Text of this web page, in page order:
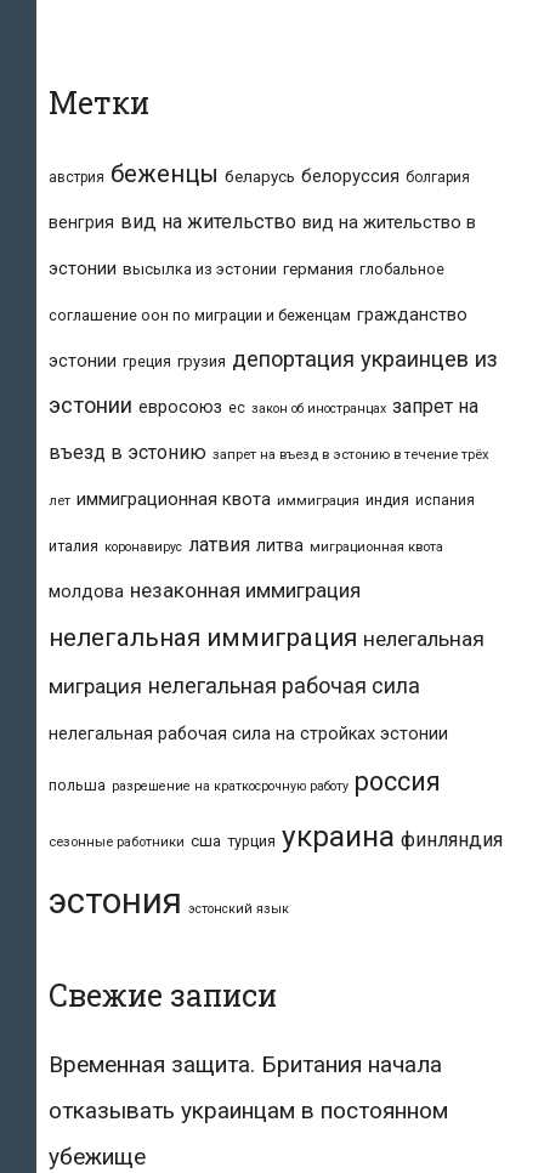
Метки
австрия беженцы беларусь белоруссия болгария
венгрия вид на жительство вид на жительство в
эстонии высылка из эстонии германия глобальное
соглашение оон по миграции и беженцам гражданство
эстонии греция грузия депортация украинцев из
эстонии евросоюз ес закон об иностранцах запрет на
въезд в эстонию запрет на въезд в эстонию в течение трёх
лет иммиграционная квота иммиграция индия испания
италия коронавирус латвия литва миграционная квота
молдова незаконная иммиграция
нелегальная иммиграция нелегальная
миграция нелегальная рабочая сила
нелегальная рабочая сила на стройках эстонии
польша разрешение на краткосрочную работу россия
сезонные работники сша турция украина финляндия
эстония эстонский язык
Свежие записи
Временная защита. Британия начала
отказывать украинцам в постоянном
убежище